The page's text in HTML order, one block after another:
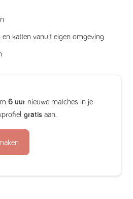
katten vanuit eigen omgeving
6 uur nieuwe matches in je
gratis aan.